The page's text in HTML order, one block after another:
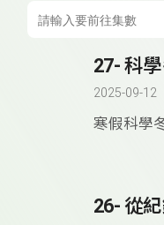
27- 科
2025-09-12
寒假科學